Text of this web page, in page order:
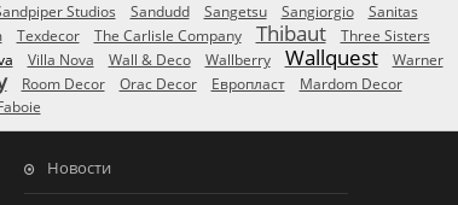
Studios Sandudd Sangetsu Sangiorgio Sanitas
Texdecor The Carlisle Company Thibaut
Three Sisters
Villa Nova Wall & Deco Wallberry Wallquest
Warner
Room Decor Orac Decor Европласт
Mardom Decor
Новости